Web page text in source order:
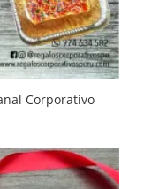
Corporativo